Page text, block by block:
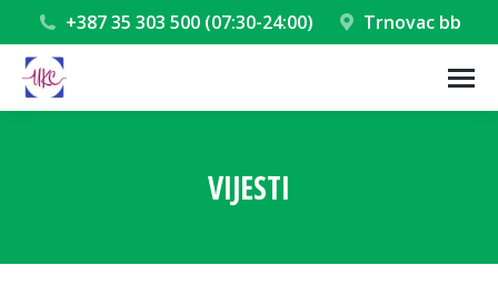
+387 35 303 500 (07:30-24:00) Trnovac bb
VIJESTI